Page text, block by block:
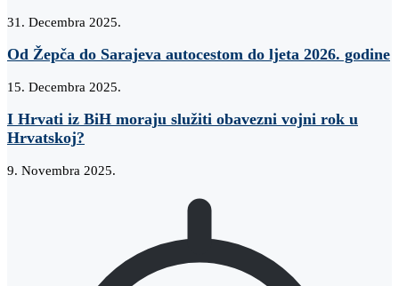
31. Decembra 2025.
Od Žepča do Sarajeva autocestom do ljeta 2026. godine
15. Decembra 2025.
I Hrvati iz BiH moraju služiti obavezni vojni rok u
Hrvatskoj?
9. Novembra 2025.